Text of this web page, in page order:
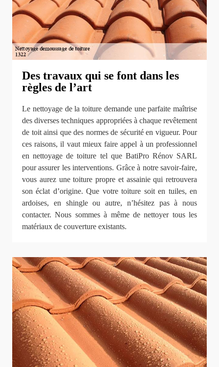
Des travaux qui se font dans les
règles de l’art
Le nettoyage de la toiture demande une parfaite maîtrise
des diverses techniques appropriées à chaque revêtement
de toit ainsi que des normes de sécurité en vigueur. Pour
ces raisons, il vaut mieux faire appel à un professionnel
en nettoyage de toiture tel que BatiPro Rénov SARL
pour assurer les interventions. Grâce à notre savoir-faire,
vous aurez une toiture propre et assainie qui retrouvera
son éclat d’origine. Que votre toiture soit en tuiles, en
ardoises, en shingle ou autre, n’hésitez pas à nous
contacter. Nous sommes à même de nettoyer tous les
matériaux de couverture existants.